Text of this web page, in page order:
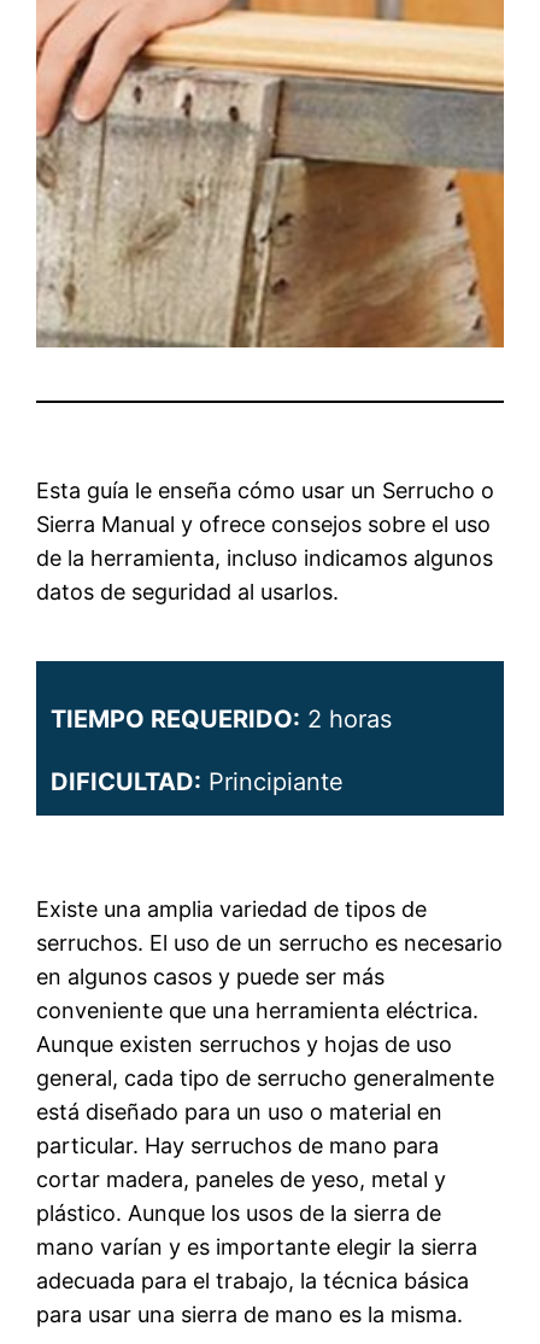
Esta guía le enseña cómo usar un Serrucho o
Sierra Manual y ofrece consejos sobre el uso
de la herramienta, incluso indicamos algunos
datos de seguridad al usarlos.
TIEMPO REQUERIDO: 2 horas
DIFICULTAD: Principiante
Existe una amplia variedad de tipos de
serruchos. El uso de un serrucho es necesario
en algunos casos y puede ser más
conveniente que una herramienta eléctrica.
Aunque existen serruchos y hojas de uso
general, cada tipo de serrucho generalmente
está diseñado para un uso o material en
particular. Hay serruchos de mano para
cortar madera, paneles de yeso, metal y
plástico. Aunque los usos de la sierra de
mano varían y es importante elegir la sierra
adecuada para el trabajo, la técnica básica
para usar una sierra de mano es la misma.